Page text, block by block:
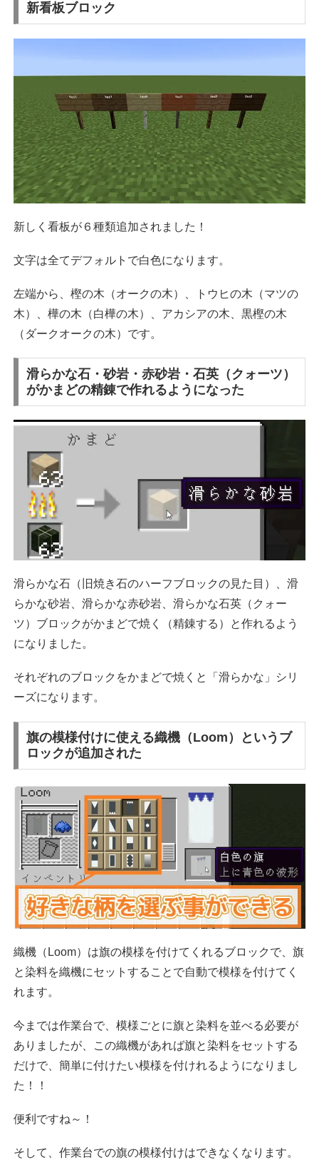
新看板ブロック
新しく看板が６種類追加されました！
文字は全てデフォルトで白色になります。
左端から、樫の木（オークの木）、トウヒの木（マツの
木）、樺の木（白樺の木）、アカシアの木、黒樫の木
（ダークオークの木）です。
滑らかな石・砂岩・赤砂岩・石英（クォーツ）
がかまどの精錬で作れるようになった
滑らかな石（旧焼き石のハーフブロックの見た目）、滑
らかな砂岩、滑らかな赤砂岩、滑らかな石英（クォー
ツ）ブロックがかまどで焼く（精錬する）と作れるよう
になりました。
それぞれのブロックをかまどで焼くと「滑らかな」シリ
ーズになります。
旗の模様付けに使える織機（Loom）というブ
ロックが追加された
織機（Loom）は旗の模様を付けてくれるブロックで、旗
と染料を織機にセットすることで自動で模様を付けてく
れます。
今までは作業台で、模様ごとに旗と染料を並べる必要が
ありましたが、この織機があれば旗と染料をセットする
だけで、簡単に付けたい模様を付けれるようになりまし
た！！
便利ですね～！
そして、作業台での旗の模様付けはできなくなります。